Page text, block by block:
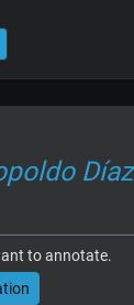
Díaz
to annotate.